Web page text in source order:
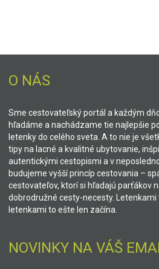
O NÁS
Sme cestovateľský portál a každým
hľadáme a nachádzame tie najlepšie
letenky do celého sveta. A to nie je
tipy na lacné a kvalitné ubytovanie,
autentickými cestopismi a v
budujeme vyšší princíp cestovania –
cestovateľov, ktorí si hľadajú parťákov
dobrodružné cesty-necesty. Letenkami
letenkami to ešte len začína.
NOVINKY NA VÁŠ